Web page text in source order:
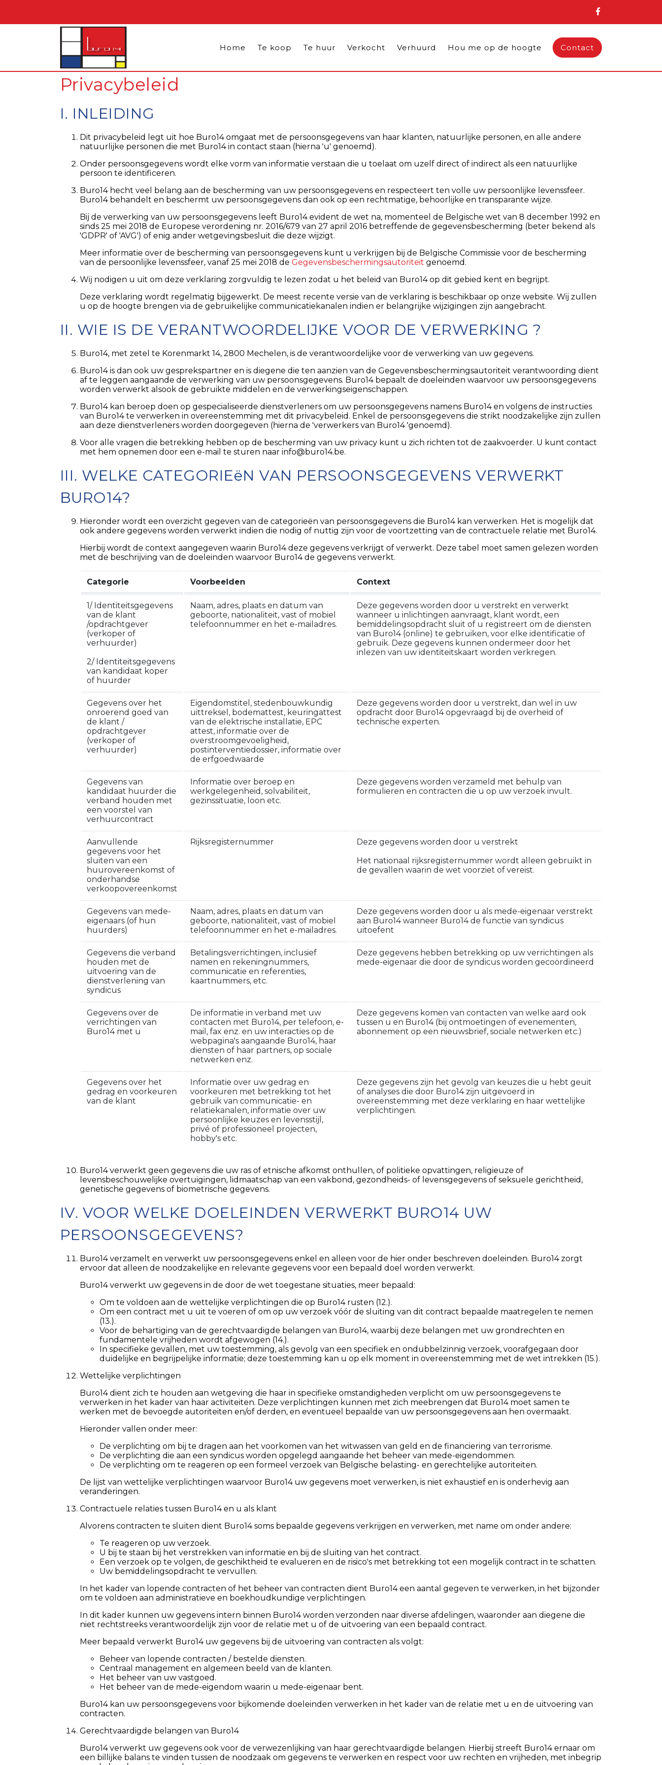
Home Te koop Te huur Verkocht Verhuurd Hou me op de hoogte Contact
Privacybeleid
I. INLEIDING
Dit privacybeleid legt uit hoe Buro14 omgaat met de persoonsgegevens van haar klanten, natuurlijke personen, en alle andere
natuurlijke personen die met Buro14 in contact staan (hierna 'u' genoemd).
Onder persoonsgegevens wordt elke vorm van informatie verstaan die u toelaat om uzelf direct of indirect als een natuurlijke
persoon te identificeren.
Buro14 hecht veel belang aan de bescherming van uw persoonsgegevens en respecteert ten volle uw persoonlijke levenssfeer.
Buro14 behandelt en beschermt uw persoonsgegevens dan ook op een rechtmatige, behoorlijke en transparante wijze.
Bij de verwerking van uw persoonsgegevens leeft Buro14 evident de wet na, momenteel de Belgische wet van 8 december 1992 en
sinds 25 mei 2018 de Europese verordening nr. 2016/679 van 27 april 2016 betreffende de gegevensbescherming (beter bekend als
'GDPR' of 'AVG') of enig ander wetgevingsbesluit die deze wijzigt.
Meer informatie over de bescherming van persoonsgegevens kunt u verkrijgen bij de Belgische Commissie voor de bescherming
van de persoonlijke levenssfeer, vanaf 25 mei 2018 de Gegevensbeschermingsautoriteit genoemd.
Wij nodigen u uit om deze verklaring zorgvuldig te lezen zodat u het beleid van Buro14 op dit gebied kent en begrijpt.
Deze verklaring wordt regelmatig bijgewerkt. De meest recente versie van de verklaring is beschikbaar op onze website. Wij zullen
u op de hoogte brengen via de gebruikelijke communicatiekanalen indien er belangrijke wijzigingen zijn aangebracht.
II. WIE IS DE VERANTWOORDELIJKE VOOR DE VERWERKING ?
Buro14, met zetel te Korenmarkt 14, 2800 Mechelen, is de verantwoordelijke voor de verwerking van uw gegevens.
Buro14 is dan ook uw gesprekspartner en is diegene die ten aanzien van de Gegevensbeschermingsautoriteit verantwoording dient
af te leggen aangaande de verwerking van uw persoonsgegevens. Buro14 bepaalt de doeleinden waarvoor uw persoonsgegevens
worden verwerkt alsook de gebruikte middelen en de verwerkingseigenschappen.
Buro14 kan beroep doen op gespecialiseerde dienstverleners om uw persoonsgegevens namens Buro14 en volgens de instructies
van Buro14 te verwerken in overeenstemming met dit privacybeleid. Enkel de persoonsgegevens die strikt noodzakelijke zijn zullen
aan deze dienstverleners worden doorgegeven (hierna de 'verwerkers van Buro14 'genoemd).
Voor alle vragen die betrekking hebben op de bescherming van uw privacy kunt u zich richten tot de zaakvoerder. U kunt contact
met hem opnemen door een e-mail te sturen naar info@buro14.be.
III. WELKE CATEGORIEëN VAN PERSOONSGEGEVENS VERWERKT
BURO14?
Hieronder wordt een overzicht gegeven van de categorieën van persoonsgegevens die Buro14 kan verwerken. Het is mogelijk dat
ook andere gegevens worden verwerkt indien die nodig of nuttig zijn voor de voortzetting van de contractuele relatie met Buro14.
Hierbij wordt de context aangegeven waarin Buro14 deze gegevens verkrijgt of verwerkt. Deze tabel moet samen gelezen worden
met de beschrijving van de doeleinden waarvoor Buro14 de gegevens verwerkt.
Categorie Voorbeelden Context
1/ Identiteitsgegevens
van de klant
/opdrachtgever
(verkoper of
verhuurder)
2/ Identiteitsgegevens
van kandidaat koper
of huurder
Naam, adres, plaats en datum van
geboorte, nationaliteit, vast of mobiel
telefoonnummer en het e-mailadres.
Deze gegevens worden door u verstrekt en verwerkt
wanneer u inlichtingen aanvraagt, klant wordt, een
bemiddelingsopdracht sluit of u registreert om de diensten
van Buro14 (online) te gebruiken, voor elke identificatie of
gebruik. Deze gegevens kunnen ondermeer door het
inlezen van uw identiteitskaart worden verkregen.
Gegevens over het
onroerend goed van
de klant /
opdrachtgever
(verkoper of
verhuurder)
Eigendomstitel, stedenbouwkundig
uittreksel, bodemattest, keuringattest
van de elektrische installatie, EPC
attest, informatie over de
overstroomgevoeligheid,
postinterventiedossier, informatie over
de erfgoedwaarde
Deze gegevens worden door u verstrekt, dan wel in uw
opdracht door Buro14 opgevraagd bij de overheid of
technische experten.
Gegevens van
kandidaat huurder die
verband houden met
een voorstel van
verhuurcontract
Informatie over beroep en
werkgelegenheid, solvabiliteit,
gezinssituatie, loon etc.
Deze gegevens worden verzameld met behulp van
formulieren en contracten die u op uw verzoek invult.
Aanvullende
gegevens voor het
sluiten van een
huurovereenkomst of
onderhandse
verkoopovereenkomst
Rijksregisternummer
Deze gegevens worden door u verstrekt
Het nationaal rijksregisternummer wordt alleen gebruikt in
de gevallen waarin de wet voorziet of vereist.
Gegevens van mede-
eigenaars (of hun
huurders)
Naam, adres, plaats en datum van
geboorte, nationaliteit, vast of mobiel
telefoonnummer en het e-mailadres.
Deze gegevens worden door u als mede-eigenaar verstrekt
aan Buro14 wanneer Buro14 de functie van syndicus
uitoefent
Gegevens die verband
houden met de
uitvoering van de
dienstverlening van
syndicus
Betalingsverrichtingen, inclusief
namen en rekeningnummers,
communicatie en referenties,
kaartnummers, etc.
Deze gegevens hebben betrekking op uw verrichtingen als
mede-eigenaar die door de syndicus worden gecoördineerd
Gegevens over de
verrichtingen van
Buro14 met u
De informatie in verband met uw
contacten met Buro14, per telefoon, e-
mail, fax enz. en uw interacties op de
webpagina's aangaande Buro14, haar
diensten of haar partners, op sociale
netwerken enz.
Deze gegevens komen van contacten van welke aard ook
tussen u en Buro14 (bij ontmoetingen of evenementen,
abonnement op een nieuwsbrief, sociale netwerken etc.)
Gegevens over het
gedrag en voorkeuren
van de klant
Informatie over uw gedrag en
voorkeuren met betrekking tot het
gebruik van communicatie- en
relatiekanalen, informatie over uw
persoonlijke keuzes en levensstijl,
privé of professioneel projecten,
hobby's etc.
Deze gegevens zijn het gevolg van keuzes die u hebt geuit
of analyses die door Buro14 zijn uitgevoerd in
overeenstemming met deze verklaring en haar wettelijke
verplichtingen.
Buro14 verwerkt geen gegevens die uw ras of etnische afkomst onthullen, of politieke opvattingen, religieuze of
levensbeschouwelijke overtuigingen, lidmaatschap van een vakbond, gezondheids- of levensgegevens of seksuele gerichtheid,
genetische gegevens of biometrische gegevens.
IV. VOOR WELKE DOELEINDEN VERWERKT BURO14 UW
PERSOONSGEGEVENS?
Buro14 verzamelt en verwerkt uw persoonsgegevens enkel en alleen voor de hier onder beschreven doeleinden. Buro14 zorgt
ervoor dat alleen de noodzakelijke en relevante gegevens voor een bepaald doel worden verwerkt.
Buro14 verwerkt uw gegevens in de door de wet toegestane situaties, meer bepaald:
Om te voldoen aan de wettelijke verplichtingen die op Buro14 rusten (12.).
Om een contract met u uit te voeren of om op uw verzoek vóór de sluiting van dit contract bepaalde maatregelen te nemen
(13.).
Voor de behartiging van de gerechtvaardigde belangen van Buro14, waarbij deze belangen met uw grondrechten en
fundamentele vrijheden wordt afgewogen (14.).
In specifieke gevallen, met uw toestemming, als gevolg van een specifiek en ondubbelzinnig verzoek, voorafgegaan door
duidelijke en begrijpelijke informatie; deze toestemming kan u op elk moment in overeenstemming met de wet intrekken (15.).
Wettelijke verplichtingen
Buro14 dient zich te houden aan wetgeving die haar in specifieke omstandigheden verplicht om uw persoonsgegevens te
verwerken in het kader van haar activiteiten. Deze verplichtingen kunnen met zich meebrengen dat Buro14 moet samen te
werken met de bevoegde autoriteiten en/of derden, en eventueel bepaalde van uw persoonsgegevens aan hen overmaakt.
Hieronder vallen onder meer:
De verplichting om bij te dragen aan het voorkomen van het witwassen van geld en de financiering van terrorisme.
De verplichting die aan een syndicus worden opgelegd aangaande het beheer van mede-eigendommen.
De verplichting om te reageren op een formeel verzoek van Belgische belasting- en gerechtelijke autoriteiten.
De lijst van wettelijke verplichtingen waarvoor Buro14 uw gegevens moet verwerken, is niet exhaustief en is onderhevig aan
veranderingen.
Contractuele relaties tussen Buro14 en u als klant
Alvorens contracten te sluiten dient Buro14 soms bepaalde gegevens verkrijgen en verwerken, met name om onder andere:
Te reageren op uw verzoek.
U bij te staan bij het verstrekken van informatie en bij de sluiting van het contract.
Een verzoek op te volgen, de geschiktheid te evalueren en de risico's met betrekking tot een mogelijk contract in te schatten.
Uw bemiddelingsopdracht te vervullen.
In het kader van lopende contracten of het beheer van contracten dient Buro14 een aantal gegeven te verwerken, in het bijzonder
om te voldoen aan administratieve en boekhoudkundige verplichtingen.
In dit kader kunnen uw gegevens intern binnen Buro14 worden verzonden naar diverse afdelingen, waaronder aan diegene die
niet rechtstreeks verantwoordelijk zijn voor de relatie met u of de uitvoering van een bepaald contract.
Meer bepaald verwerkt Buro14 uw gegevens bij de uitvoering van contracten als volgt:
Beheer van lopende contracten / bestelde diensten.
Centraal management en algemeen beeld van de klanten.
Het beheer van uw vastgoed.
Het beheer van de mede-eigendom waarin u mede-eigenaar bent.
Buro14 kan uw persoonsgegevens voor bijkomende doeleinden verwerken in het kader van de relatie met u en de uitvoering van
contracten.
Gerechtvaardigde belangen van Buro14
Buro14 verwerkt uw gegevens ook voor de verwezenlijking van haar gerechtvaardigde belangen. Hierbij streeft Buro14 ernaar om
een billijke balans te vinden tussen de noodzaak om gegevens te verwerken en respect voor uw rechten en vrijheden, met inbegrip